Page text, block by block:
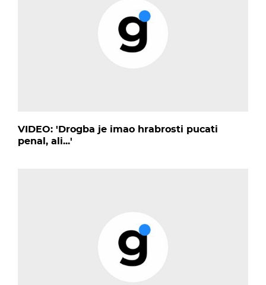
VIDEO: 'Drogba je imao hrabrosti pucati
penal, ali...'